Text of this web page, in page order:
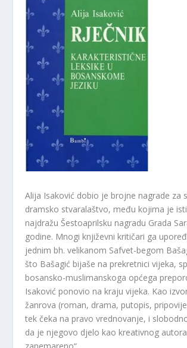
Alija Isaković dobio je brojne nagrade za
dramsko stvaralaštvo, među kojima je
najdražu Šestoaprilsku nagradu Grada
godine. Mnogi književni kritičari ga
jednim bh. velikanom Safvet-begom
što Bašagić bijaše na prekretnici vijeka,
bosansko-muslimanskoga općega
Isaković ponovio na kraju vijeka. Kao
žanrova (roman, drama, putopis,
tek čeka na pravo vrednovanje, i
da je njegovo djelo kao kreativnog